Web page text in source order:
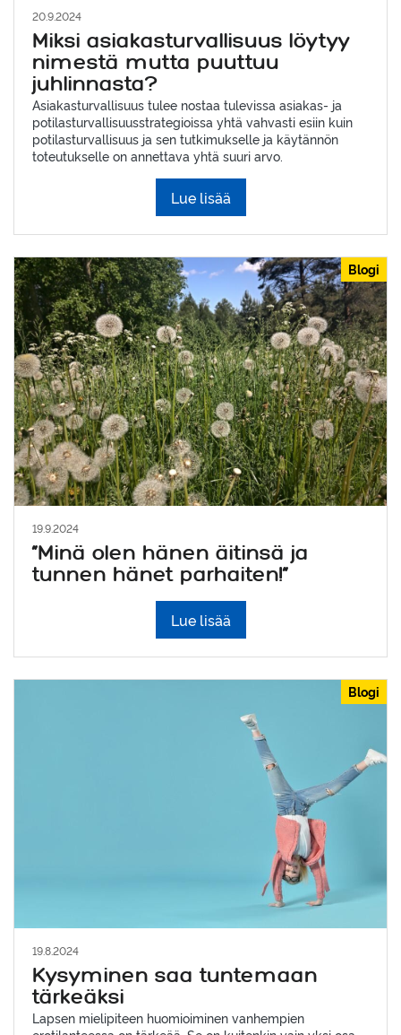
20.9.2024
Miksi asiakasturvallisuus löytyy
nimestä mutta puuttuu
juhlinnasta?
Asiakasturvallisuus tulee nostaa tulevissa asiakas- ja
potilasturvallisuusstrategioissa yhtä vahvasti esiin kuin
potilasturvallisuus ja sen tutkimukselle ja käytännön
toteutukselle on annettava yhtä suuri arvo.
Lue lisää
Blogi
19.9.2024
”Minä olen hänen äitinsä ja
tunnen hänet parhaiten!”
Lue lisää
Blogi
19.8.2024
Kysyminen saa tuntemaan
tärkeäksi
Lapsen mielipiteen huomioiminen vanhempien